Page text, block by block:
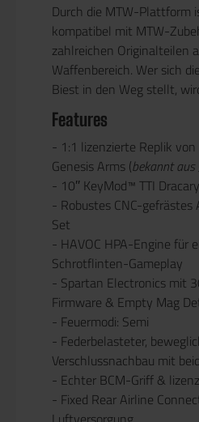
Durch die MTW-Plattform
kompatibel mit MTW-
zahlreichen Originalteilen
Waffenbereich. Wer sich
Biest in den Weg stellt,
Features
- 1:1 lizenzierte Replik von
Genesis Arms (bekannt aus
- 10″ KeyMod™ TTI
- Robustes CNC-
Set
- HAVOC HPA-Engine für
Schrotflinten-Gameplay
- Spartan Electronics mit
Firmware & Empty Mag
- Feuermodi: Semi
- Federbelasteter,
Verschlussnachbau mit
- Echter BCM-Griff &
- Fixed Rear Airline